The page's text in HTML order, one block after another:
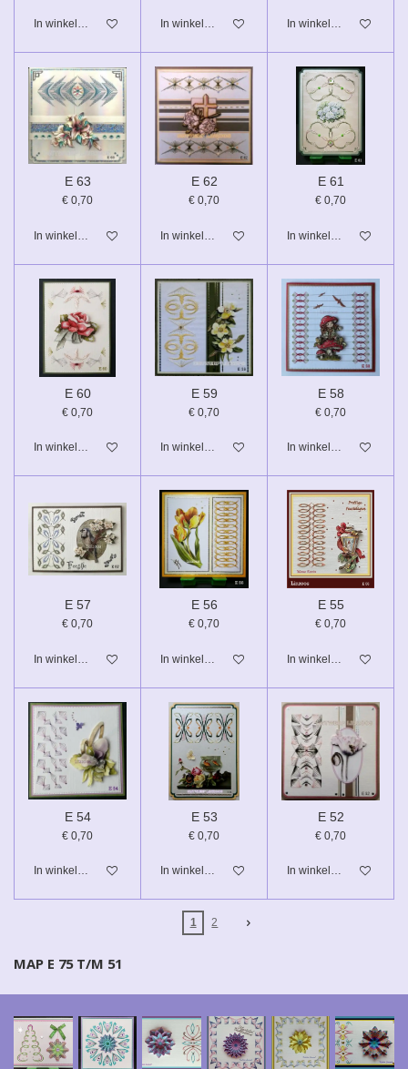
In winkelwagen In winkelwagen In winkelwagen
E 63
€ 0,70
In winkelwagen
E 62
€ 0,70
In winkelwagen
E 61
€ 0,70
In winkelwagen
E 60
€ 0,70
In winkelwagen
E 59
€ 0,70
In winkelwagen
E 58
€ 0,70
In winkelwagen
E 57
€ 0,70
In winkelwagen
E 56
€ 0,70
In winkelwagen
E 55
€ 0,70
In winkelwagen
E 54
€ 0,70
In winkelwagen
E 53
€ 0,70
In winkelwagen
E 52
€ 0,70
In winkelwagen
1 2
MAP E 75 T/M 51